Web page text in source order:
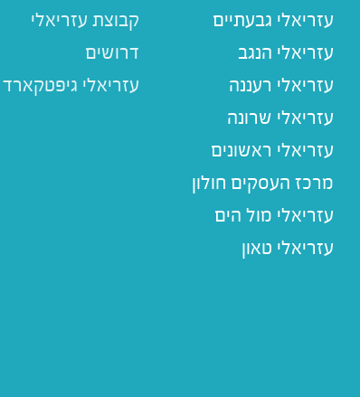
עזריאלי גבעתיים
עזריאלי הנגב
עזריאלי רעננה
עזריאלי שרונה
עזריאלי ראשונים
מרכז העסקים חולון
עזריאלי מול הים
עזריאלי טאון
קבוצת עזריאלי
דרושים